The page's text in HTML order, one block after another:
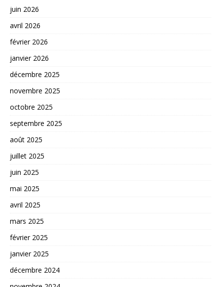
juin 2026
avril 2026
février 2026
janvier 2026
décembre 2025
novembre 2025
octobre 2025
septembre 2025
août 2025
juillet 2025
juin 2025
mai 2025
avril 2025
mars 2025
février 2025
janvier 2025
décembre 2024